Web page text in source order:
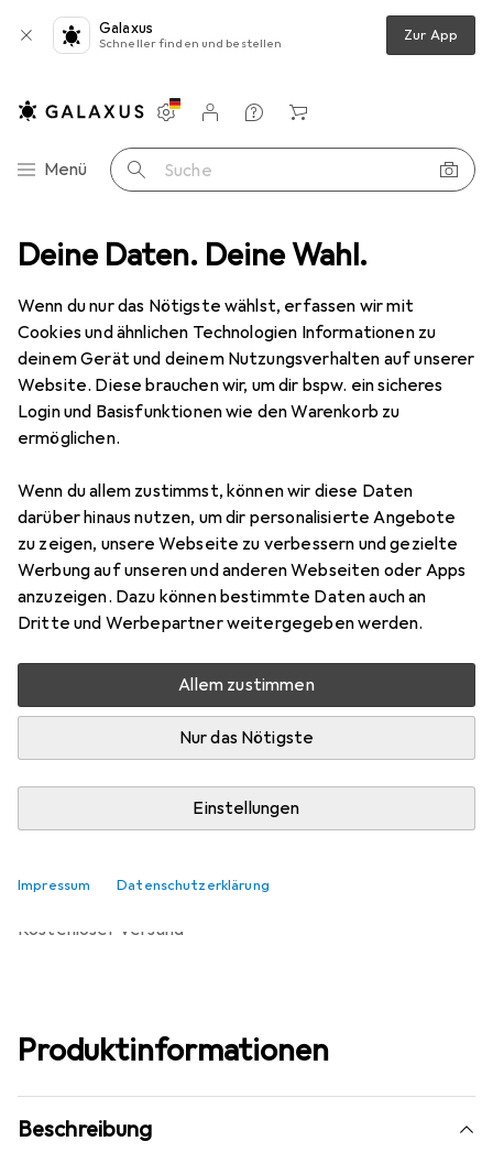
Deine Daten. Deine Wahl.
Wenn du nur das Nötigste wählst, erfassen wir mit
Cookies und ähnlichen Technologien Informationen zu
deinem Gerät und deinem Nutzungsverhalten auf unserer
Website. Diese brauchen wir, um dir bspw. ein sicheres
Login und Basisfunktionen wie den Warenkorb zu
ermöglichen.
Wenn du allem zustimmst, können wir diese Daten
darüber hinaus nutzen, um dir personalisierte Angebote
zu zeigen, unsere Webseite zu verbessern und gezielte
Werbung auf unseren und anderen Webseiten oder Apps
anzuzeigen. Dazu können bestimmte Daten auch an
Dritte und Werbepartner weitergegeben werden.
Allem zustimmen
Nur das Nötigste
Einstellungen
Impressum Datenschutzerklärung
Galaxus
Schneller finden und bestellen Zur App
Navigation nach Kategorien
Menü Suche
Einstellungen
Kundenkonto
Vergleichslisten
Merklisten
Warenkorb
Schutz Smartphone Hülle Noreve Lederschutzhülle Wallet
2 Bilder
NoreveLederschutzhülle Wallet
Preis in EUR inkl. MwSt.
EUR
129,–
Bewertungen
Zwischen Mo, 14.9. und Sa, 26.9. geliefert
Benachrichtigen, wenn schneller verfügbar
Lieferort angeben für genaue Lieferzeit
In den Warenkorb
kostenloser Versand
Produktinformationen
Beschreibung